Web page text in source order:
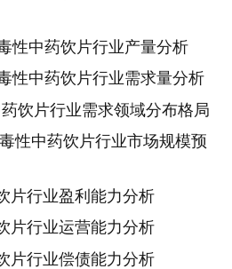
性中药饮片行业产量分析
性中药饮片行业需求量分析
饮片行业需求领域分布格局
性中药饮片行业市场规模预
片行业盈利能力分析
片行业运营能力分析
片行业偿债能力分析